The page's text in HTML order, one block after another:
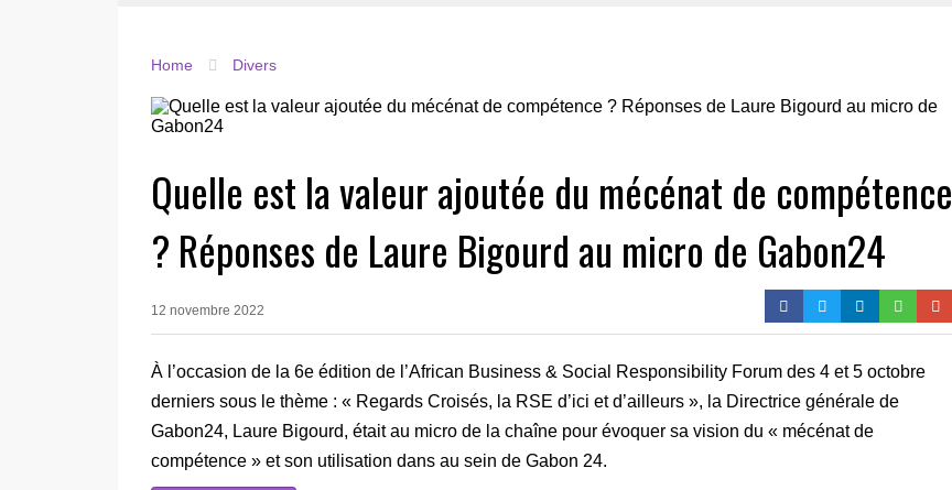
Home Divers
Quelle est la valeur ajoutée du mécénat de compétence
? Réponses de Laure Bigourd au micro de Gabon24
12 novembre 2022
À l’occasion de la 6e édition de l’African Business & Social Responsibility Forum des 4 et 5 octobre
derniers sous le thème : « Regards Croisés, la RSE d’ici et d’ailleurs », la Directrice générale de
Gabon24, Laure Bigourd, était au micro de la chaîne pour évoquer sa vision du « mécénat de
compétence » et son utilisation dans au sein de Gabon 24.